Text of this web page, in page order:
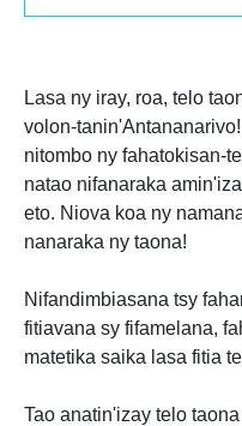
Lasa ny iray, roa, telo
volon-
nitombo ny fahatokisan-
natao nifanaraka
eto. Niova koa ny
nanaraka ny taona!
Nifandimbiasana tsy
fitiavana sy fifamelana,
matetika saika lasa fitia
Tao anatin'izay telo